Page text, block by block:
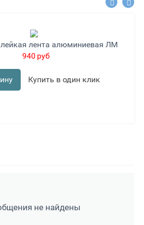
лента алюминиевая ЛМ
940 руб
Купить в один клик
не найдены